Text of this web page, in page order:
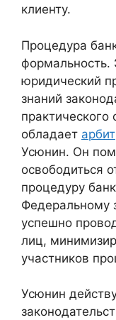
клиенту.
Процедура
формальность.
юридический
знаний
обладает
Усюнин. Он
освободиться
процедуру
Федеральному
успешно
лиц,
участников
Усюнин